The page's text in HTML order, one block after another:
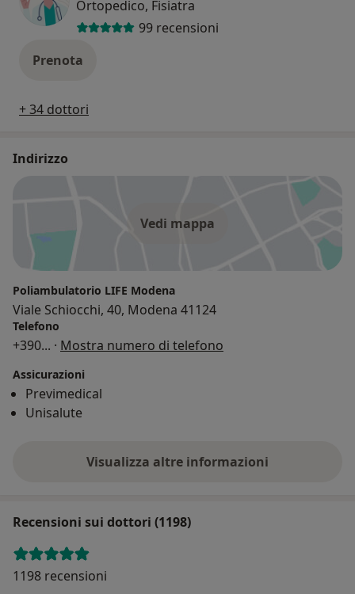
Ortopedico, Fisiatra
99 recensioni
Prenota
+ 34 dottori
Indirizzo
Vedi mappa
Poliambulatorio LIFE Modena
Viale Schiocchi, 40, Modena 41124
Telefono
+390... · Mostra numero di telefono
Assicurazioni
Previmedical
Unisalute
Visualizza altre informazioni
Recensioni sui dottori (1198)
1198 recensioni